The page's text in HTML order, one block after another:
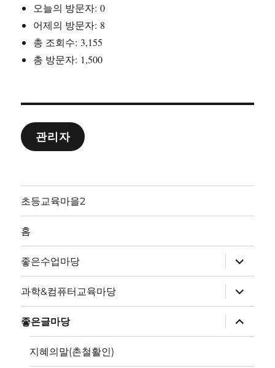
오늘의 방문자:0
어제의 방문자: 8
총 조회수: 3,155
총 방문자: 1,500
관리자
초등교육마을2
홈
좋은수업마당
위
메
뉴
확
장
과학&컴퓨터교육마당
위
메
뉴
확
장
좋은글마당
위
메
지혜의말(촌철활인)